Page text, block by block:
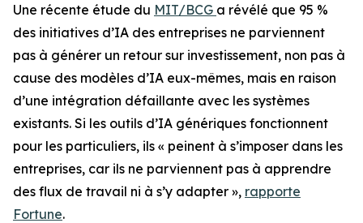
Une récente étude du MIT/BCG a révélé que 95 %
des initiatives d’IA des entreprises ne parviennent
pas à générer un retour sur investissement, non pas à
cause des modèles d’IA eux-mêmes, mais en raison
d’une intégration défaillante avec les systèmes
existants. Si les outils d’IA génériques fonctionnent
pour les particuliers, ils « peinent à s’imposer dans les
entreprises, car ils ne parviennent pas à apprendre
des flux de travail ni à s’y adapter », rapporte
Fortune.